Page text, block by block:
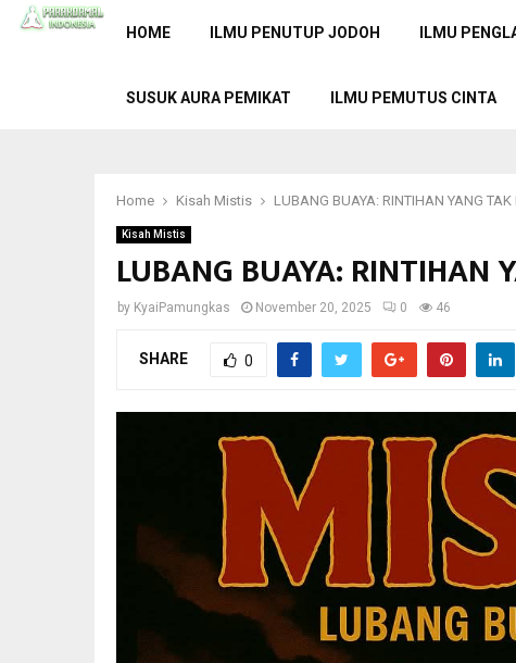
HOME ILMU PENUTUP JODOH ILMU
SUSUK AURA PEMIKAT ILMU PEMUTUS CINTA
Home Kisah Mistis LUBANG BUAYA: RINTIHAN YANG
Kisah Mistis
LUBANG BUAYA: RINTIHAN
by KyaiPamungkas November 20, 2025 0 46
SHARE 0